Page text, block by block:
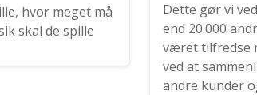
hvor meget må
skal de spille
Dette gør vi
end 20.000
været tilfredse
ved at
andre kunder